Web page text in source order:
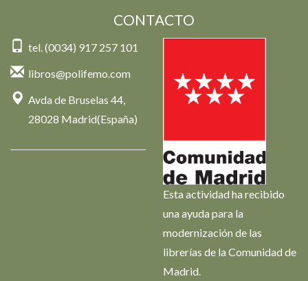
CONTACTO
tel. (0034) 917 257 101
libros@polifemo.com
Avda de Bruselas 44,
28028 Madrid(España)
Esta actividad ha recibido
una ayuda para la
modernización de las
librerías de la Comunidad de
Madrid.